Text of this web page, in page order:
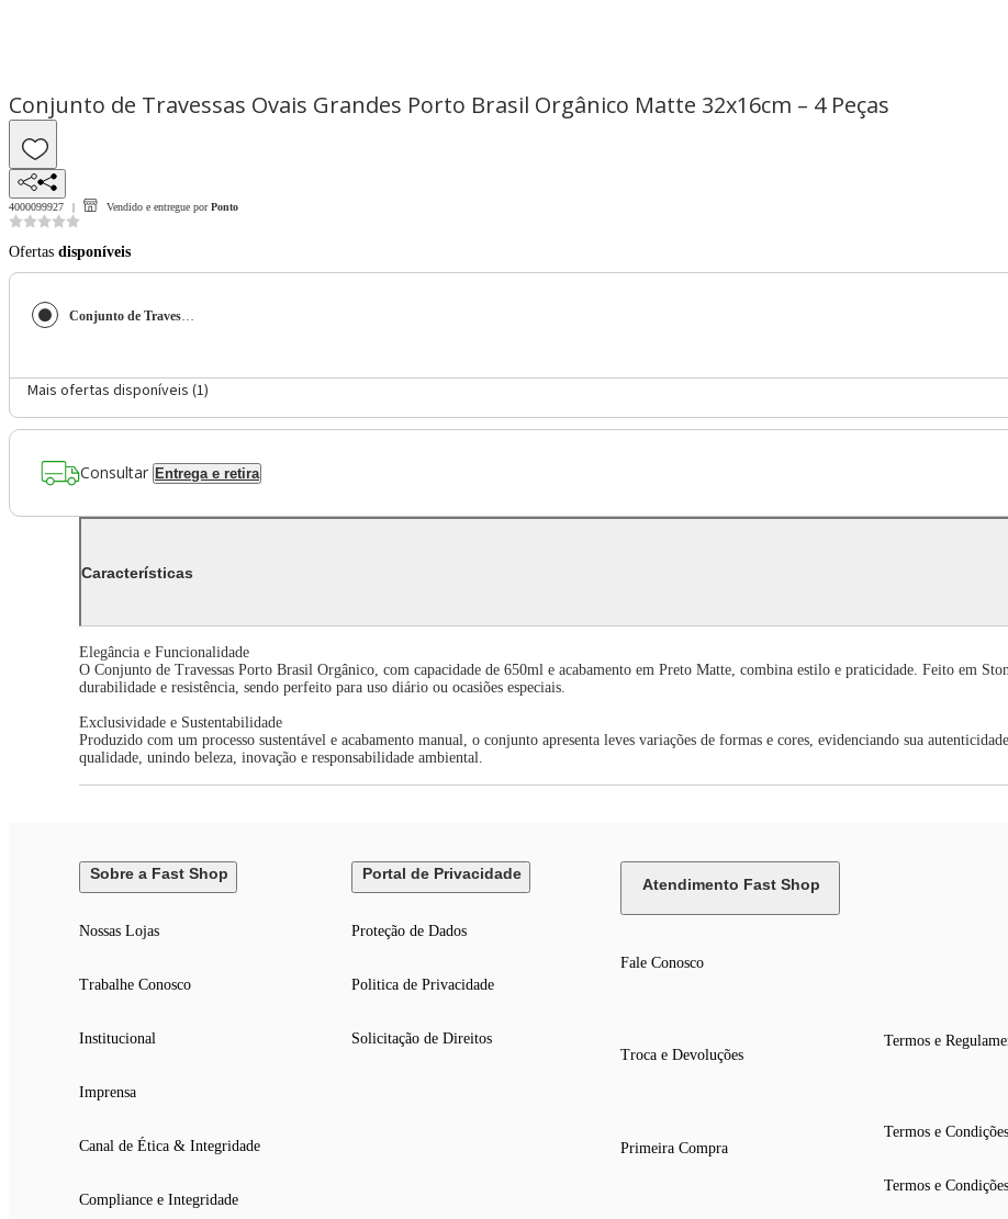
Conjunto de Travessas Ovais Grandes Porto Brasil Orgânico Matte 32x16cm – 4 Peças
4000099927 Vendido e entregue por Ponto
Ofertas disponíveis
Conjunto de Travessas Ovais Grandes Porto Brasil Orgânico Matte 32x16cm – 4 Peças
Mais ofertas disponíveis (1)
Consultar Entrega e retira
Características
Elegância e Funcionalidade
O Conjunto de Travessas Porto Brasil Orgânico, com capacidade de 650ml e acabamento em Preto Matte, combina estilo e praticidade. Feito em
durabilidade e resistência, sendo perfeito para uso diário ou ocasiões especiais.
Exclusividade e Sustentabilidade
Produzido com um processo sustentável e acabamento manual, o conjunto apresenta leves variações de formas e cores, evidenciando sua
qualidade, unindo beleza, inovação e responsabilidade ambiental.
Sobre a Fast Shop
Nossas Lojas
Trabalhe Conosco
Institucional
Imprensa
Canal de Ética & Integridade
Compliance e Integridade
Portal de Privacidade
Proteção de Dados
Politica de Privacidade
Solicitação de Direitos
Atendimento Fast Shop
Fale Conosco
Troca e Devoluções
Primeira Compra
Termos e
Termos e
Termos e